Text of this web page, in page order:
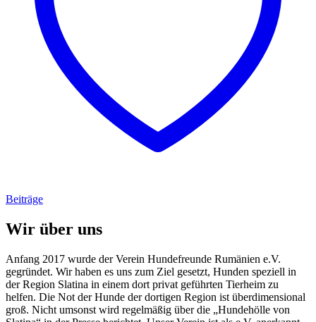
Beiträge
Wir über uns
Anfang 2017 wurde der Verein Hundefreunde Rumänien e.V.
gegründet. Wir haben es uns zum Ziel gesetzt, Hunden speziell in
der Region Slatina in einem dort privat geführten Tierheim zu
helfen. Die Not der Hunde der dortigen Region ist überdimensional
groß. Nicht umsonst wird regelmäßig über die „Hundehölle von